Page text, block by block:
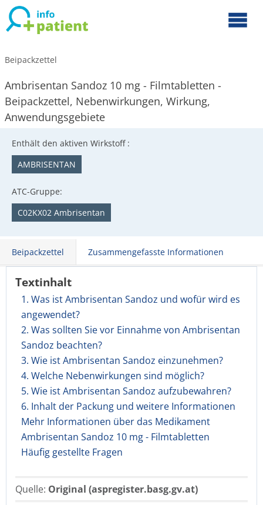
Beipackzettel
Ambrisentan Sandoz 10 mg - Filmtabletten -
Beipackzettel, Nebenwirkungen, Wirkung,
Anwendungsgebiete
Enthält den aktiven Wirkstoff :
AMBRISENTAN
ATC-Gruppe:
C02KX02 Ambrisentan
Beipackzettel Zusammengefasste Informationen
Textinhalt
1. Was ist Ambrisentan Sandoz und wofür wird es
angewendet?
2. Was sollten Sie vor Einnahme von Ambrisentan
Sandoz beachten?
3. Wie ist Ambrisentan Sandoz einzunehmen?
4. Welche Nebenwirkungen sind möglich?
5. Wie ist Ambrisentan Sandoz aufzubewahren?
6. Inhalt der Packung und weitere Informationen
Mehr Informationen über das Medikament
Ambrisentan Sandoz 10 mg - Filmtabletten
Häufig gestellte Fragen
Quelle: Original (aspregister.basg.gv.at)